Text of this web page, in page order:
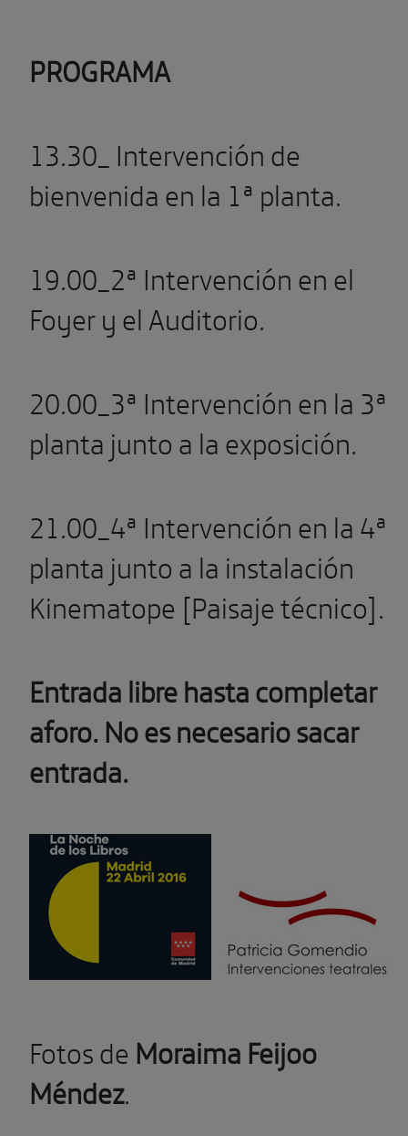
PROGRAMA
13.30_ Intervención de
bienvenida en la 1ª planta.
19.00_2ª Intervención en el
Foyer y el Auditorio.
20.00_3ª Intervención en la 3ª
planta junto a la exposición.
21.00_4ª Intervención en la 4ª
planta junto a la instalación
Kinematope [Paisaje técnico].
Entrada libre hasta completar
aforo. No es necesario sacar
entrada.
Fotos de Moraima Feijoo
Méndez.